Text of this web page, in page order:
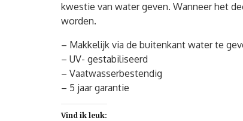
kwestie van water geven. Wanneer het
worden.
– Makkelijk via de buitenkant water te
– UV- gestabiliseerd
– Vaatwasserbestendig
– 5 jaar garantie
Vind ik leuk: